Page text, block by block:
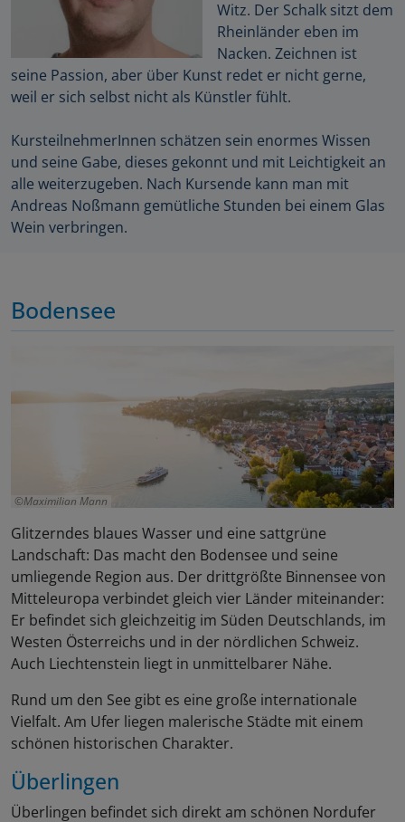
Witz. Der Schalk sitzt dem
Rheinländer eben im
Nacken. Zeichnen ist
seine Passion, aber über Kunst redet er nicht gerne,
weil er sich selbst nicht als Künstler fühlt.
KursteilnehmerInnen schätzen sein enormes Wissen
und seine Gabe, dieses gekonnt und mit Leichtigkeit an
alle weiterzugeben. Nach Kursende kann man mit
Andreas Noßmann gemütliche Stunden bei einem Glas
Wein verbringen.
Bodensee
Maximilian Mann
Glitzerndes blaues Wasser und eine sattgrüne
Landschaft: Das macht den Bodensee und seine
umliegende Region aus. Der drittgrößte Binnensee von
Mitteleuropa verbindet gleich vier Länder miteinander:
Er befindet sich gleichzeitig im Süden Deutschlands, im
Westen Österreichs und in der nördlichen Schweiz.
Auch Liechtenstein liegt in unmittelbarer Nähe.
Rund um den See gibt es eine große internationale
Vielfalt. Am Ufer liegen malerische Städte mit einem
schönen historischen Charakter.
Überlingen
Überlingen befindet sich direkt am schönen Nordufer